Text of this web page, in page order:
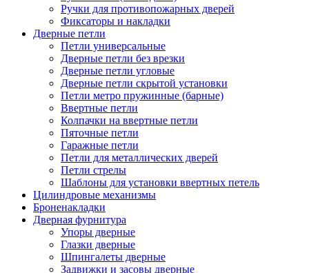
Ручки для противопожарных дверей
Фиксаторы и накладки
Дверные петли
Петли универсальные
Дверные петли без врезки
Дверные петли угловые
Дверные петли скрытой установки
Петли метро пружинные (барные)
Ввертные петли
Колпачки на ввертные петли
Пяточные петли
Гаражные петли
Петли для металлических дверей
Петли стрелы
Шаблоны для установки ввертных петель
Цилиндровые механизмы
Броненакладки
Дверная фурнитура
Упоры дверные
Глазки дверные
Шпингалеты дверные
Задвижки и засовы дверные